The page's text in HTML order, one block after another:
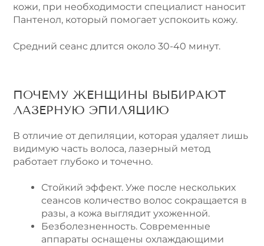
кожи, при необходимости специалист наносит
Пантенол, который помогает успокоить кожу.
Средний сеанс длится около 30-40 минут.
ПОЧЕМУ ЖЕНЩИНЫ ВЫБИРАЮТ
ЛАЗЕРНУЮ ЭПИЛЯЦИЮ
В отличие от депиляции, которая удаляет лишь
видимую часть волоса, лазерный метод
работает глубоко и точечно.
Стойкий эффект. Уже после нескольких
сеансов количество волос сокращается в
разы, а кожа выглядит ухоженной.
Безболезненность. Современные
аппараты оснащены охлаждающими